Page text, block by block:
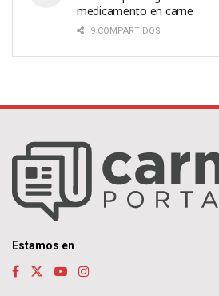
medicamento en carne
9 COMPARTIDOS
Estamos en